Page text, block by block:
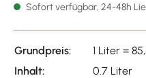
Sofort verfügbar, 24-48h
Grundpreis:
1 Liter =
Inhalt:
0.7 Liter